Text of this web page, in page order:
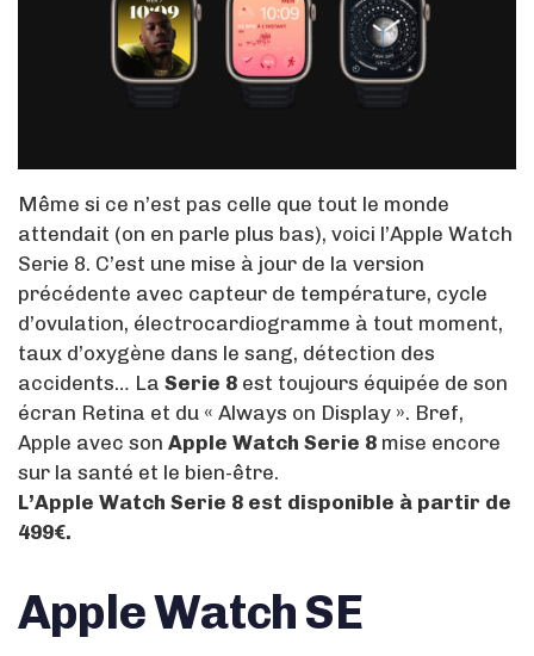
Même si ce n’est pas celle que tout le monde
attendait (on en parle plus bas), voici l’Apple Watch
Serie 8. C’est une mise à jour de la version
précédente avec capteur de température, cycle
d’ovulation, électrocardiogramme à tout moment,
taux d’oxygène dans le sang, détection des
accidents… La Serie 8 est toujours équipée de son
écran Retina et du « Always on Display ». Bref,
Apple avec son Apple Watch Serie 8 mise encore
sur la santé et le bien-être.
L’Apple Watch Serie 8 est disponible à partir de
499€.
Apple Watch SE